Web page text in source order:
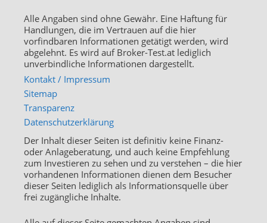
Alle Angaben sind ohne Gewähr. Eine Haftung für
Handlungen, die im Vertrauen auf die hier
vorfindbaren Informationen getätigt werden, wird
abgelehnt. Es wird auf Broker-Test.at lediglich
unverbindliche Informationen dargestellt.
Kontakt / Impressum
Sitemap
Transparenz
Datenschutzerklärung
Der Inhalt dieser Seiten ist definitiv keine Finanz-
oder Anlageberatung, und auch keine Empfehlung
zum Investieren zu sehen und zu verstehen – die hier
vorhandenen Informationen dienen dem Besucher
dieser Seiten lediglich als Informationsquelle über
frei zugängliche Inhalte.